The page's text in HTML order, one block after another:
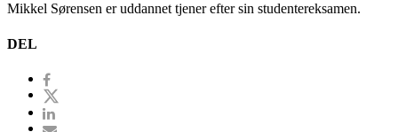
Mikkel Sørensen er uddannet tjener efter sin studentereksamen.
DEL